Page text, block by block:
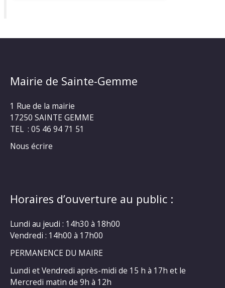
Mairie de Sainte-Gemme
1 Rue de la mairie
17250 SAINTE GEMME
TEL : 05 46 94 71 51
Nous écrire
Horaires d’ouverture au public :
Lundi au jeudi : 14h30 à 18h00
Vendredi : 14h00 à 17h00
PERMANENCE DU MAIRE
Lundi et Vendredi après-midi de 15 h à 17h et le
Mercredi matin de 9h à 12h